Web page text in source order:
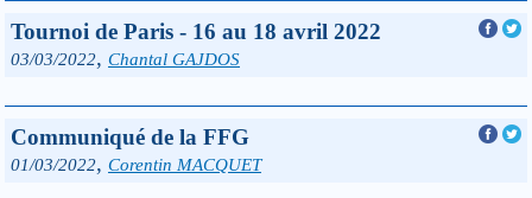
Tournoi de Paris - 16 au 18 avril 2022
03/03/2022, Chantal GAJDOS
Communiqué de la FFG
01/03/2022, Corentin MACQUET